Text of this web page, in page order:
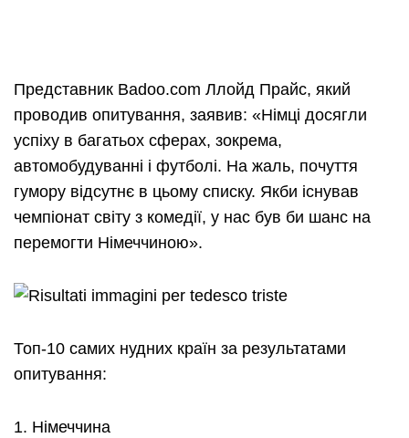
Представник Badoo.com Ллойд Прайс, який
проводив опитування, заявив: «Німці досягли
успіху в багатьох сферах, зокрема,
автомобудуванні і футболі. На жаль, почуття
гумору відсутнє в цьому списку. Якби існував
чемпіонат світу з комедії, у нас був би шанс на
перемогти Німеччиною».
Топ-10 самих нудних країн за результатами
опитування:
Німеччина